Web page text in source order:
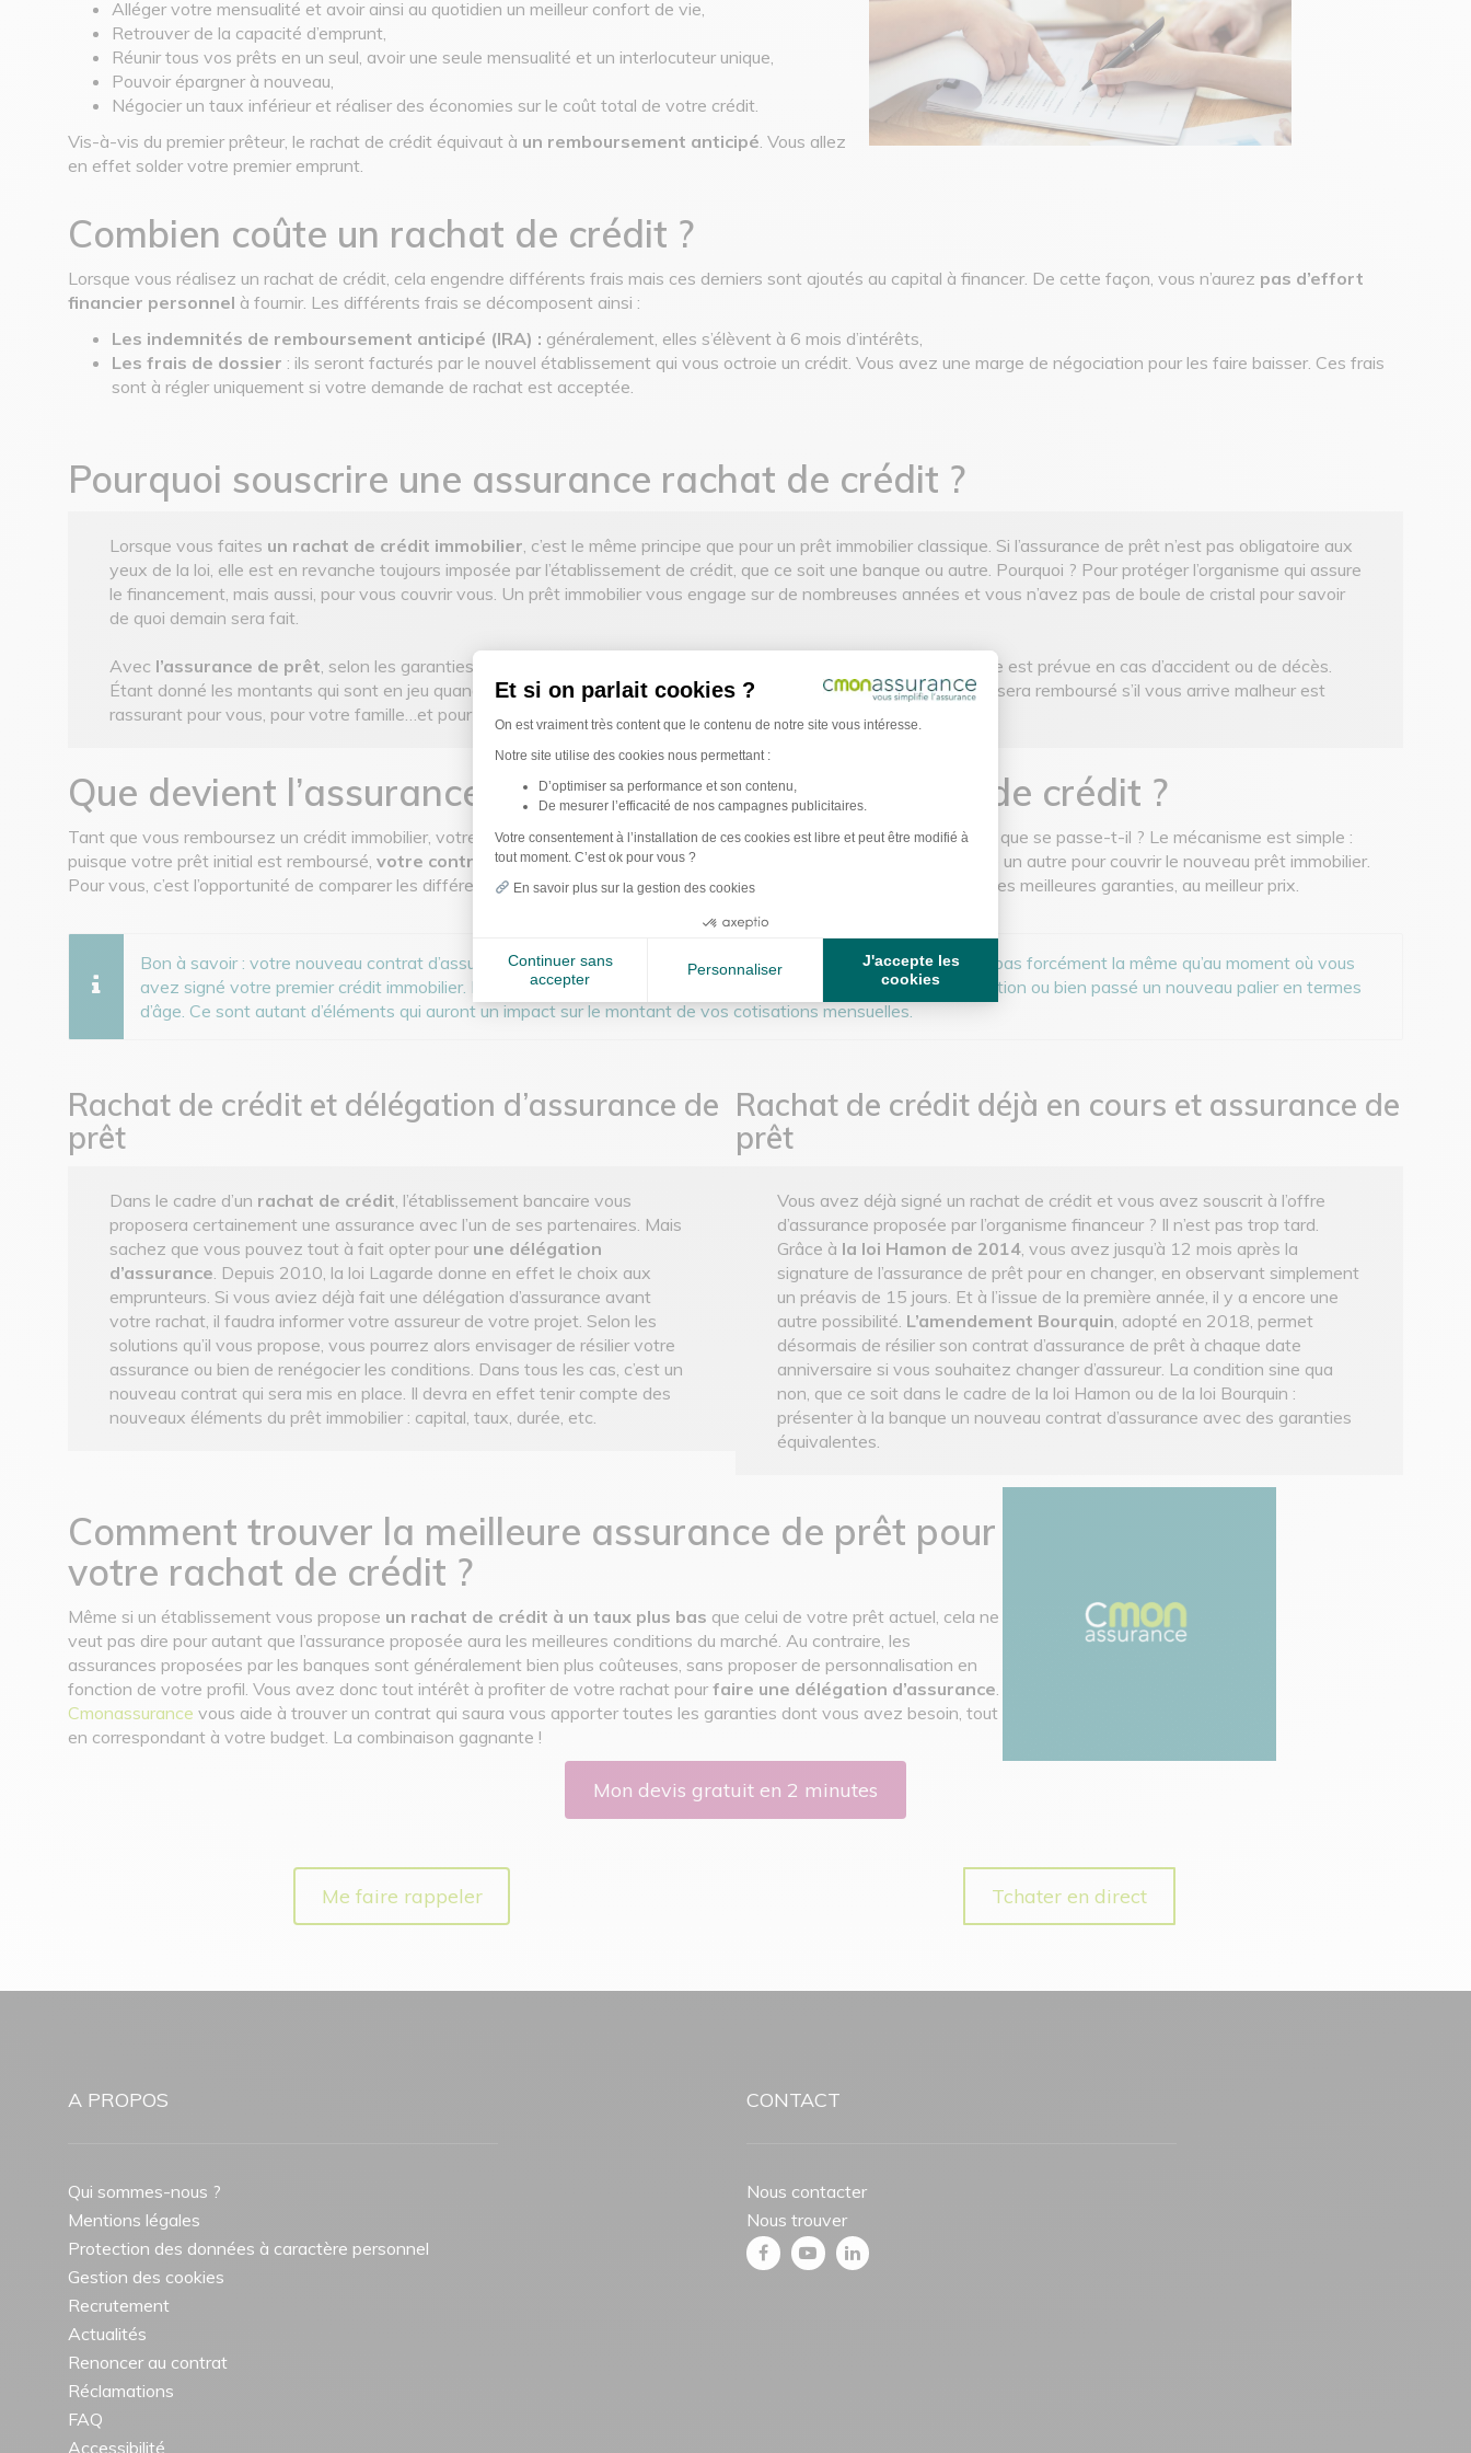
Alléger votre mensualité et avoir ainsi au quotidien un meilleur confort de vie,
Retrouver de la capacité d’emprunt,
Réunir tous vos prêts en un seul, avoir une seule mensualité et un interlocuteur unique,
Pouvoir épargner à nouveau,
Négocier un taux inférieur et réaliser des économies sur le coût total de votre crédit.
Vis-à-vis du premier prêteur, le rachat de crédit équivaut à un remboursement anticipé . Vous allez
en effet solder votre premier emprunt.
Combien coûte un rachat de crédit ?
Lorsque vous réalisez un rachat de crédit, cela engendre différents frais mais ces derniers sont ajoutés au capital à financer. De cette façon, vous n’aurez pas d’effort
financier personnel à fournir. Les différents frais se décomposent ainsi :
Les indemnités de remboursement anticipé (IRA) : généralement, elles s’élèvent à 6 mois d’intérêts,
Les frais de dossier : ils seront facturés par le nouvel établissement qui vous octroie un crédit. Vous avez une marge de négociation pour les faire baisser. Ces frais
sont à régler uniquement si votre demande de rachat est acceptée.
Pourquoi souscrire une assurance rachat de crédit ?
Lorsque vous faites un rachat de crédit immobilier , c’est le même principe que pour un prêt immobilier classique. Si l’assurance de prêt n’est pas obligatoire aux
yeux de la loi, elle est en revanche toujours imposée par l’établissement de crédit, que ce soit une banque ou autre. Pourquoi ? Pour protéger l’organisme qui assure
le financement, mais aussi, pour vous couvrir vous. Un prêt immobilier vous engage sur de nombreuses années et vous n’avez pas de boule de cristal pour savoir
de quoi demain sera fait.
Avec l’assurance de prêt , selon les garanties choisies, vous avancez plus sereinement puisqu’une prise en charge est prévue en cas d’accident ou de décès.
Étant donné les montants qui sont en jeu quand on parle d’un achat immobilier, savoir que le capital (ou une partie) sera remboursé s’il vous arrive malheur est
rassurant pour vous, pour votre famille…et pour la banque.
Que devient l’assurance emprunteur lors d’un rachat de crédit ?
Tant que vous remboursez un crédit immobilier, votre assurance de prêt continue à courir. Mais lors d’un rachat de crédit, que se passe-t-il ? Le mécanisme est simple :
puisque votre prêt initial est remboursé, votre contrat d’assurance de prêt prend donc fin
. Vous devrez en souscrire un autre pour couvrir le nouveau prêt immobilier.
Pour vous, c’est l’opportunité de comparer les différentes offres sur le marché afin de trouver un assureur qui vous offre les meilleures garanties, au meilleur prix.
Bon à savoir : votre nouveau contrat d’assurance de prêt prendra en compte votre nouvelle situation, qui n’est pas forcément la même qu’au moment où vous
avez signé votre premier crédit immobilier. Entre-temps, vous avez peut-être changé de travail, subi une opération ou bien passé un nouveau palier en termes
d’âge. Ce sont autant d’éléments qui auront un impact sur le montant de vos cotisations mensuelles.
Rachat de crédit et délégation d’assurance de
prêt
Dans le cadre d’un rachat de crédit , l’établissement bancaire vous
proposera certainement une assurance avec l’un de ses partenaires. Mais
sachez que vous pouvez tout à fait opter pour une délégation
d’assurance . Depuis 2010, la loi Lagarde donne en effet le choix aux
emprunteurs. Si vous aviez déjà fait une délégation d’assurance avant
votre rachat, il faudra informer votre assureur de votre projet. Selon les
solutions qu’il vous propose, vous pourrez alors envisager de résilier votre
assurance ou bien de renégocier les conditions. Dans tous les cas, c’est un
nouveau contrat qui sera mis en place. Il devra en effet tenir compte des
nouveaux éléments du prêt immobilier : capital, taux, durée, etc.
Rachat de crédit déjà en cours et assurance de
prêt
Vous avez déjà signé un rachat de crédit et vous avez souscrit à l’offre
d’assurance proposée par l’organisme financeur ? Il n’est pas trop tard.
Grâce à la loi Hamon de 2014 , vous avez jusqu’à 12 mois après la
signature de l’assurance de prêt pour en changer, en observant simplement
un préavis de 15 jours. Et à l’issue de la première année, il y a encore une
autre possibilité. L’amendement Bourquin , adopté en 2018, permet
désormais de résilier son contrat d’assurance de prêt à chaque date
anniversaire si vous souhaitez changer d’assureur. La condition sine qua
non, que ce soit dans le cadre de la loi Hamon ou de la loi Bourquin :
présenter à la banque un nouveau contrat d’assurance avec des garanties
équivalentes.
Comment trouver la meilleure assurance de prêt pour
votre rachat de crédit ?
Même si un établissement vous propose un rachat de crédit à un taux plus bas que celui de votre prêt actuel, cela ne
veut pas dire pour autant que l’assurance proposée aura les meilleures conditions du marché. Au contraire, les
assurances proposées par les banques sont généralement bien plus coûteuses, sans proposer de personnalisation en
fonction de votre profil. Vous avez donc tout intérêt à profiter de votre rachat pour faire une délégation d’assurance
Cmonassurance vous aide à trouver un contrat qui saura vous apporter toutes les garanties dont vous avez besoin, tout
en correspondant à votre budget. La combinaison gagnante !
Mon devis gratuit en 2 minutes
Me faire rappeler Tchater en direct
A PROPOS
Qui sommes-nous ?
Mentions légales
Protection des données à caractère personnel
Gestion des cookies
Recrutement
Actualités
Renoncer au contrat
Réclamations
FAQ
Accessibilité
CONTACT
Nous contacter
Nous trouver
Et si on parlait cookies ?
Plateforme de Gestion du Consentement : Personnalisez vos Options
On est vraiment très content que le contenu de notre site vous intéresse.
Notre site utilise des cookies nous permettant :
D’optimiser sa performance et son contenu,
De mesurer l’efficacité de nos campagnes publicitaires.
Votre consentement à l’installation de ces cookies est libre et peut être modifié à
tout moment. C’est ok pour vous ?
En savoir plus sur la gestion des cookies
Continuer sans
accepter
Personnaliser
J'accepte les
cookies